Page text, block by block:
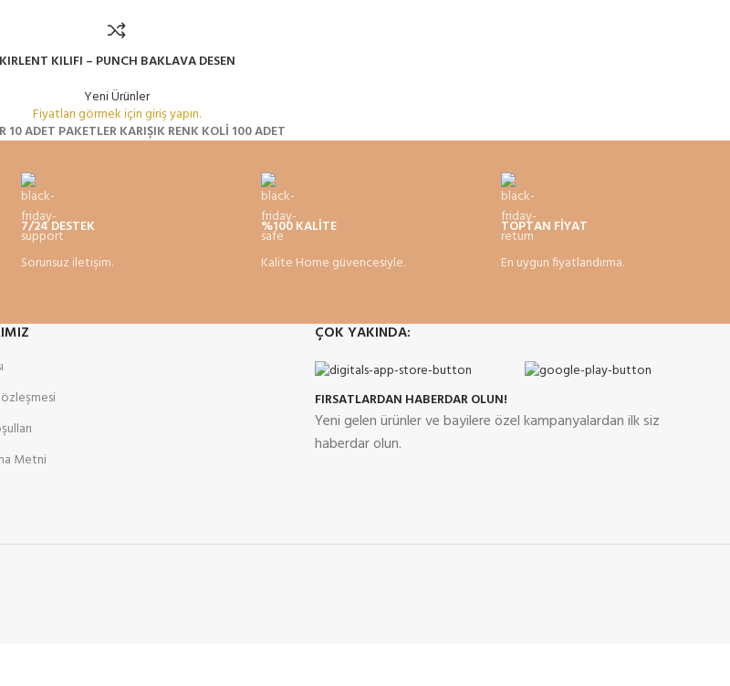
KIRLENT KILIFI – PUNCH BAKLAVA DESEN
Yeni Ürünler
Fiyatları görmek için giriş yapın.
10 ADET PAKETLER KARIŞIK RENK KOLİ 100 ADET
7/24 DESTEK
Sorunsuz iletişim.
%100 KALİTE
Kalite Home güvencesiyle.
TOPTAN FİYAT
En uygun fiyatlandırma.
Metni
ÇOK YAKINDA:
FIRSATLARDAN HABERDAR OLUN!
Yeni gelen ürünler ve bayilere özel kampanyalardan ilk siz
haberdar olun.